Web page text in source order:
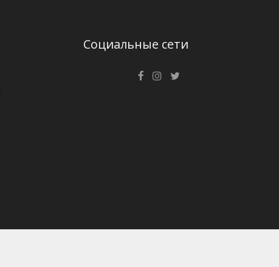
Социальные сети